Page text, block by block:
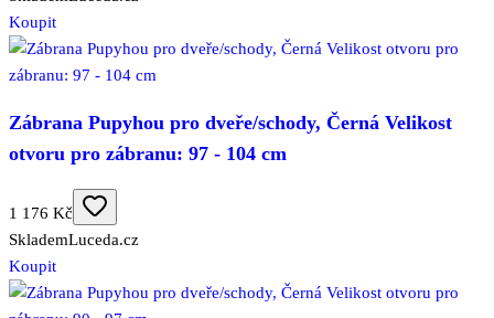
Koupit
Zábrana Pupyhou pro dveře/schody, Černá Velikost
otvoru pro zábranu: 97 - 104 cm
1 176 Kč
SklademLuceda.cz
Koupit